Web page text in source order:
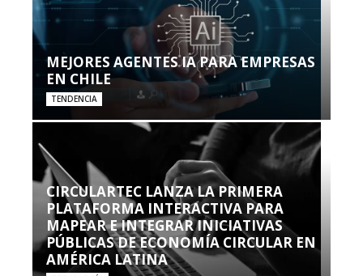
MEJORES AGENTES IA PARA EMPRESAS
EN CHILE
TENDENCIA
CIRCULARTEC LANZA LA PRIMERA
PLATAFORMA INTERACTIVA PARA
MAPEAR E INTEGRAR INICIATIVAS
PÚBLICAS DE ECONOMÍA CIRCULAR EN
AMÉRICA LATINA